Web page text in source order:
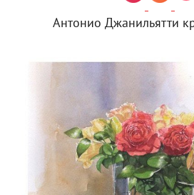
Антонио Джанильятти